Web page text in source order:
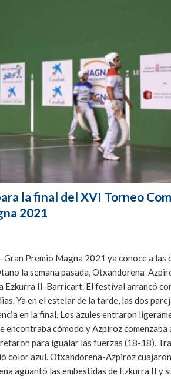
la final del XVI Torneo
2021
Premio Magna 2021 ya conoce a las
la semana pasada, Otxandorena-
II-Barricart. El festival arrancó
Ya en el estelar de la tarde, las dos
en la final. Los azules entraron
cómodo y Azpiroz comenzaba
para igualar las fuerzas (18-18).
color azul. Otxandorena-Azpiroz
aguantó las embestidas de Ezkurra II y